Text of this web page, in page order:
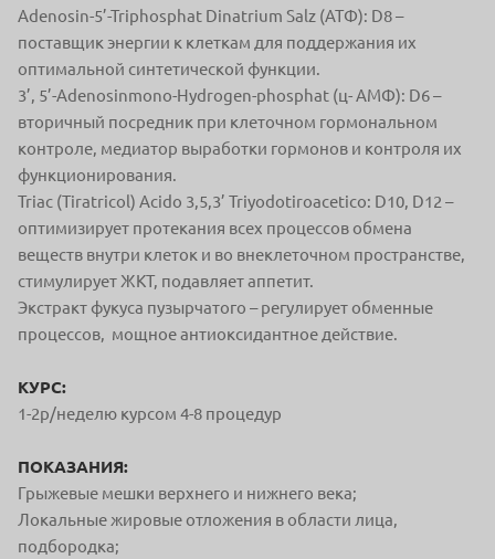
Adenosin-5’-Triphosphat Dinatrium Salz (ATФ): D8 –
поставщик энергии к клеткам для поддержания их
оптимальной синтетической функции.
3’, 5’-Adenosinmono-Hydrogen-phosphat (ц- AMФ): D6 –
вторичный посредник при клеточном гормональном
контроле, медиатор выработки гормонов и контроля их
функционирования.
Triac (Tiratricol) Acido 3,5,3’ Triyodotiroacetico: D10, D12 –
оптимизирует протекания всех процессов обмена
веществ внутри клеток и во внеклеточном пространстве,
стимулирует ЖКТ, подавляет аппетит.
Экстракт фукуса пузырчатого – регулирует обменные
процессов, мощное антиоксидантное действие.
КУРС:
1-2р/неделю курсом 4-8 процедур
ПОКАЗАНИЯ:
Грыжевые мешки верхнего и нижнего века;
Локальные жировые отложения в области лица,
подбородка;